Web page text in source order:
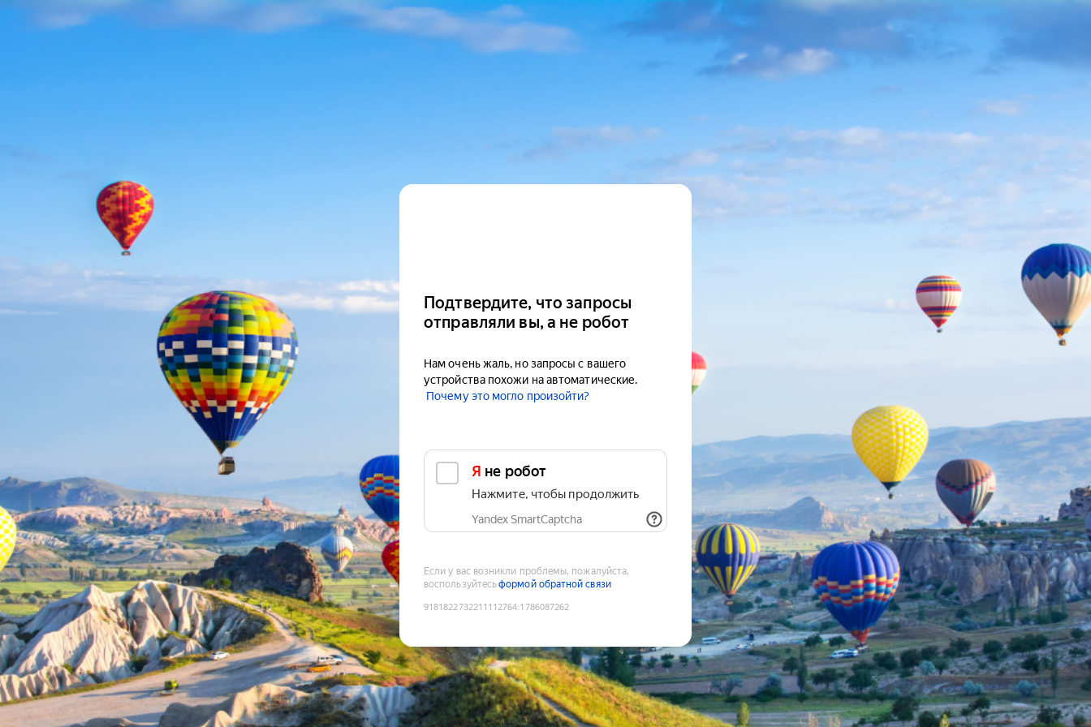
Подтвердите, что запросы
отправляли вы, а не робот
Нам очень жаль, но запросы с вашего
устройства похожи на автоматические.
Почему это могло произойти?
Я не робот
Нажмите, чтобы продолжить
Yandex SmartCaptcha
Если у вас возникли проблемы, пожалуйста,
воспользуйтесьформой обратной связи
9181822732211112764:1786087262